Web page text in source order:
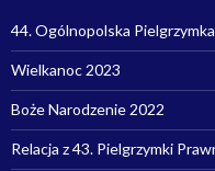
44. Ogólnopolska
Wielkanoc 2023
Boże Narodzenie 2022
Relacja z 43. Pielgrzymki